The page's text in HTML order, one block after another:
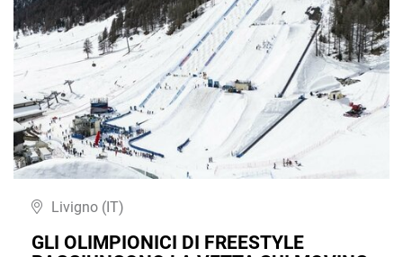
Livigno (IT)
GLI OLIMPIONICI DI FREESTYLE